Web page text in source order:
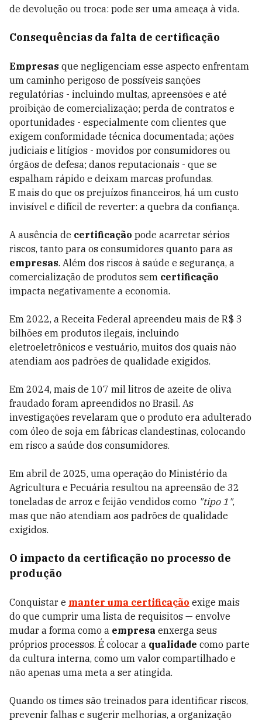
de devolução ou troca: pode ser uma ameaça à vida.
Consequências da falta de certificação
Empresas que negligenciam esse aspecto enfrentam
um caminho perigoso de possíveis sanções
regulatórias - incluindo multas, apreensões e até
proibição de comercialização; perda de contratos e
oportunidades - especialmente com clientes que
exigem conformidade técnica documentada; ações
judiciais e litígios - movidos por consumidores ou
órgãos de defesa; danos reputacionais - que se
espalham rápido e deixam marcas profundas.
E mais do que os prejuízos financeiros, há um custo
invisível e difícil de reverter: a quebra da confiança.
A ausência de certificação pode acarretar sérios
riscos, tanto para os consumidores quanto para as
empresas. Além dos riscos à saúde e segurança, a
comercialização de produtos sem certificação
impacta negativamente a economia.
Em 2022, a Receita Federal apreendeu mais de R$ 3
bilhões em produtos ilegais, incluindo
eletroeletrônicos e vestuário, muitos dos quais não
atendiam aos padrões de qualidade exigidos.
Em 2024, mais de 107 mil litros de azeite de oliva
fraudado foram apreendidos no Brasil. As
investigações revelaram que o produto era adulterado
com óleo de soja em fábricas clandestinas, colocando
em risco a saúde dos consumidores.
Em abril de 2025, uma operação do Ministério da
Agricultura e Pecuária resultou na apreensão de 32
toneladas de arroz e feijão vendidos como "tipo 1",
mas que não atendiam aos padrões de qualidade
exigidos.
O impacto da certificação no processo de
produção
Conquistar e manter uma certificação exige mais
do que cumprir uma lista de requisitos — envolve
mudar a forma como a empresa enxerga seus
próprios processos. É colocar a qualidade como parte
da cultura interna, como um valor compartilhado e
não apenas uma meta a ser atingida.
Quando os times são treinados para identificar riscos,
prevenir falhas e sugerir melhorias, a organização